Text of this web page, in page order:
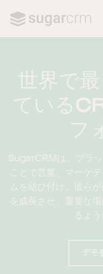
Skip to main content
世界で
ている
フ
SugarCRMは、プラ
ことで営業、マーケ
ムを結び付け、彼ら
を成長させ、重要な
るよう
デモ
世界で
ている
フ
SugarCRMは、プラ
ことで営業、マーケ
ムを結び付け、彼ら
を成長させ、重要な
るよう
デモ
世界で
ている
フ
SugarCRMは、プラ
ことで営業、マーケ
ムを結び付け、彼ら
を成長させ、重要な
るよう
デモ